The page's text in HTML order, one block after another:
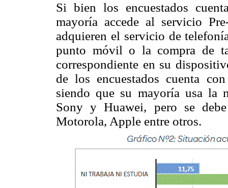
Si bien los encuestados
mayoría accede al servicio
adquieren el servicio de
punto móvil o la compra de
correspondiente en su
de los encuestados cuenta
siendo que su mayoría usa la
Sony y Huawei, pero se
Motorola, Apple entre otros.